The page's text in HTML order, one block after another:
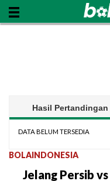
Hasil Pertandingan
DATA BELUM TERSEDIA
BOLAINDONESIA
Jelang Persib